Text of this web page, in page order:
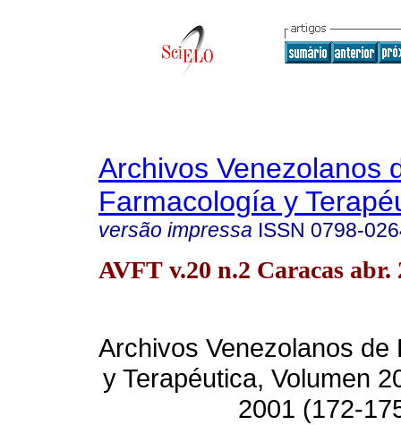
Archivos Venezolanos
Farmacología y
versão impressa ISSN 0798-
AVFT v.20 n.2 Caracas abr.
Archivos Venezolanos de
y Terapéutica, Volumen
2001 (172-